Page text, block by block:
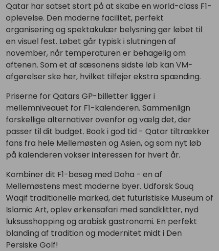
Qatar har satset stort på at skabe en world-class F1-
oplevelse. Den moderne facilitet, perfekt
organisering og spektakulær belysning gør løbet til
en visuel fest. Løbet går typisk i slutningen af
november, når temperaturen er behagelig om
aftenen. Som et af sæsonens sidste løb kan VM-
afgørelser ske her, hvilket tilføjer ekstra spænding.
Priserne for Qatars GP-billetter ligger i
mellemniveauet for F1-kalenderen. Sammenlign
forskellige alternativer ovenfor og vælg det, der
passer til dit budget. Book i god tid - Qatar tiltrækker
fans fra hele Mellemøsten og Asien, og som nyt løb
på kalenderen vokser interessen for hvert år.
Kombiner dit F1-besøg med Doha - en af
Mellemøstens mest moderne byer. Udforsk Souq
Waqif traditionelle marked, det futuristiske Museum of
Islamic Art, oplev ørkensafari med sandklitter, nyd
luksusshopping og arabisk gastronomi. En perfekt
blanding af tradition og modernitet midt i Den
Persiske Golf!